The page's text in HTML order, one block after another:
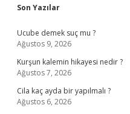
Sidebar
Son Yazılar
Ucube demek suç mu ?
Ağustos 9, 2026
Kurşun kalemin hikayesi nedir ?
Ağustos 7, 2026
Cila kaç ayda bir yapılmalı ?
Ağustos 6, 2026